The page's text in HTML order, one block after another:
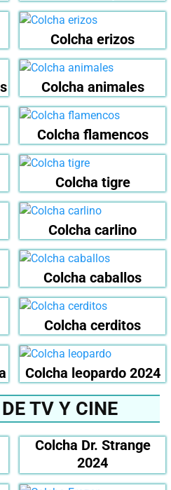
Colcha erizos
Colcha animales
Colcha flamencos
Colcha tigre
Colcha carlino
Colcha caballos
Colcha cerditos
Colcha leopardo 2024
TV Y CINE
Colcha Dr. Strange
2024